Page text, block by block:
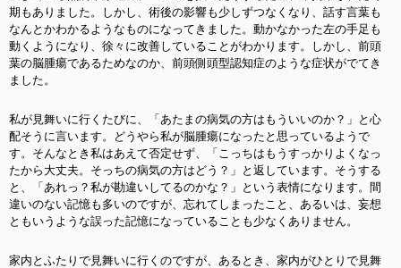
期もありました。しかし、術後の影響も少しずつなくなり、話す言葉も
なんとかわかるようなものになってきました。動かなかった左の手足も
動くようになり、徐々に改善していることがわかります。しかし、前頭
葉の脳腫瘍であるためなのか、前頭側頭型認知症のような症状がでてき
ました。
私が見舞いに行くたびに、「あたまの病気の方はもういいのか？」と心
配そうに言います。どうやら私が脳腫瘍になったと思っているようで
す。そんなとき私はあえて否定せず、「こっちはもうすっかりよくなっ
たから大丈夫。そっちの病気の方はどう？」と返しています。そうする
と、「あれっ？私が勘違いしてるのかな？」という表情になります。間
違いのない記憶も多いのですが、忘れてしまったこと、あるいは、妄想
ともいうような誤った記憶になっていることも少なくありません。
家内とふたりで見舞いに行くのですが、あるとき、家内がひとりで見舞